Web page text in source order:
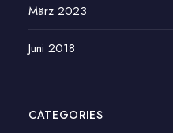
März 2023
Juni 2018
CATEGORIES